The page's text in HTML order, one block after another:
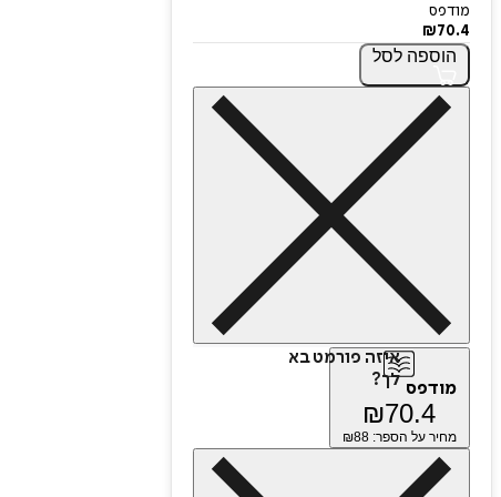
מודפס
₪70.4
הוספה לסל
איזה פורמט בא
לך? מודפס
₪70.4
מחיר על הספר: ₪88